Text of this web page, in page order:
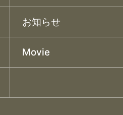
お知らせ
Movie